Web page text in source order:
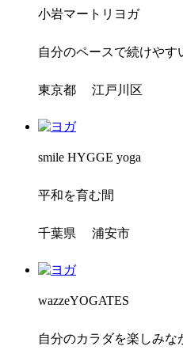
小岩マートリヨガ
自分のペースで続けや
東京都 江戸川区
smile HYGGE yoga
平和を育む間
千葉県 浦安市
wazzeYOGATES
自分のカラダを楽しみな